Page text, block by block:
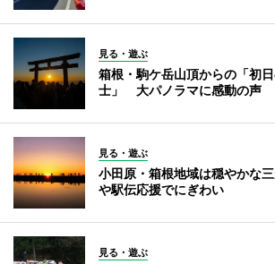
見る・遊ぶ
箱根・駒ケ岳山頂からの「初
士」 大パノラマに感動の声
見る・遊ぶ
小田原・箱根地域は穏やかな
や駅伝応援でにぎわい
見る・遊ぶ